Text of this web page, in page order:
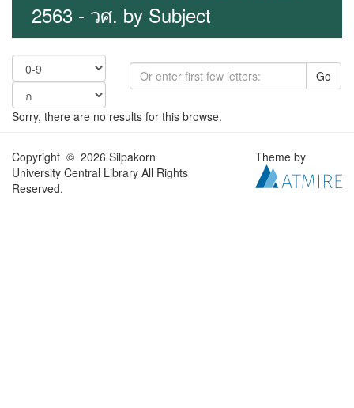
2563 - วศ. by Subject
Go
Sorry, there are no results for this browse.
Copyright © 2026 Silpakorn
University Central Library All Rights
Reserved.
Theme by